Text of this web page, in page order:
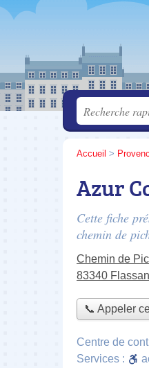
Accueil >
Azur
Cette fiche
chemin de
Chemin de
83340
📞 Appeler
Centre de
Services :